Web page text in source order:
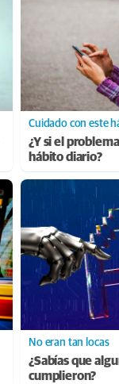
Cuidado con este
¿Y si el
hábito diario?
No eran tan locas
¿Sabías que
cumplieron?